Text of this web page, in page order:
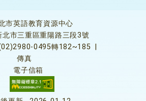
市英語教育資源中心
市三重區重陽路三段3號
0495轉182~185
傳真
電子信箱